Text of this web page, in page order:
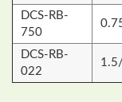
DCS-RB-
750
DCS-RB-
022